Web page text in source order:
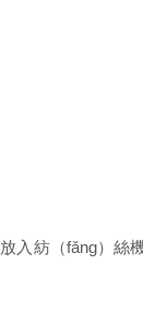
入紡（fǎng）絲